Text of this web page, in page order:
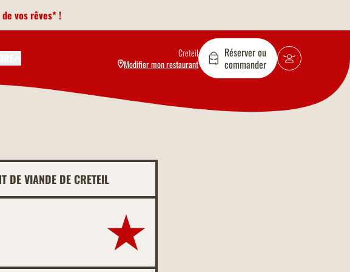
vos rêves* !
Creteil
Modifier mon restaurant
Réserver ou
commander
DE VIANDE DE CRETEIL